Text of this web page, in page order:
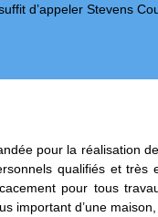
d’appeler Stevens
pour la réalisation
qualifiés et très
pour tous
important d’une